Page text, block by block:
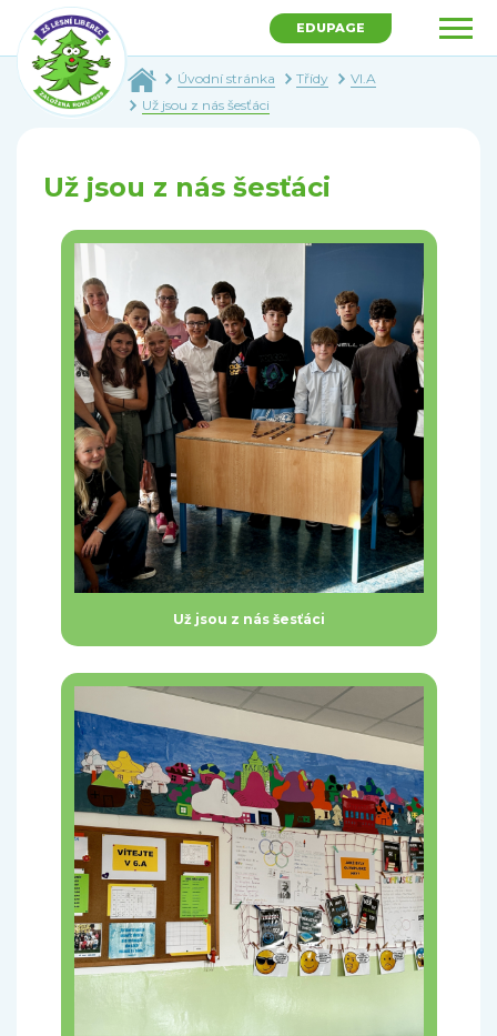
EDUPAGE
Úvodní stránka Třídy
VI.A
Už jsou z nás šesťáci
Už jsou z nás šesťáci
Už jsou z nás šesťáci